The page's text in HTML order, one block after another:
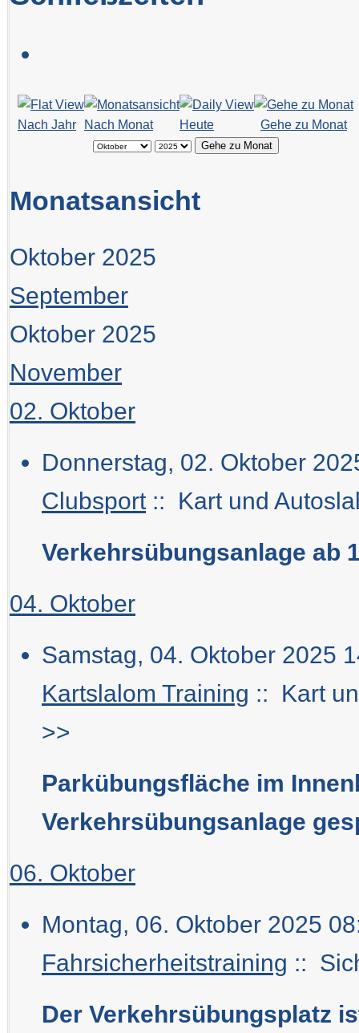
Nach Jahr Nach Monat Heute Gehe zu Monat
Gehe zu Monat
Monatsansicht
Oktober 2025
September
Oktober 2025
November
02. Oktober
Donnerstag, 02. Oktober
Clubsport:: Kart und
Verkehrsübungsanlage ab
04. Oktober
Samstag, 04. Oktober 2025
Kartslalom Training :: Kart
>>
Parkübungsfläche im
Verkehrsübungsanlage
06. Oktober
Montag, 06. Oktober 2025
Fahrsicherheitstraining ::
Der Verkehrsübungsplatz